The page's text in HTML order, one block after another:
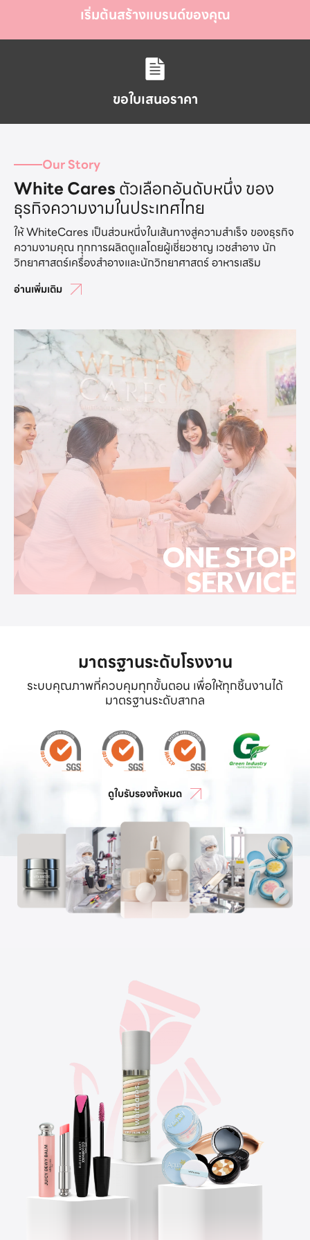
เริ่มต้นสร้างแบรนด์ของคุณ
ขอใบเสนอราคา
Our Story
White Caresตัวเลือกอันดับหนึ่ง ของ
ธุรกิจความงามในประเทศไทย
ให้ WhiteCares เป็นส่วนหนึ่งในเส้นทางสู่ความสำเร็จ ของธุรกิจ
ความงามคุณ ทุกการผลิตดูแลโดยผู้เชี่ยวชาญ เวชสำอาง นัก
วิทยาศาสตร์เครื่องสำอางและนักวิทยาศาสตร์ อาหารเสริม
อ่านเพิ่มเติม
ONE STOP
SERVICE
มาตรฐานระดับโรงงาน
ระบบคุณภาพที่ควบคุมทุกขั้นตอน เพื่อให้ทุกชิ้นงานได้
มาตรฐานระดับสากล
ดูใบรับรองทั้งหมด